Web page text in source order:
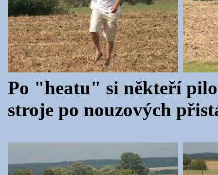
Po "heatu" si někteří
stroje po nouzových